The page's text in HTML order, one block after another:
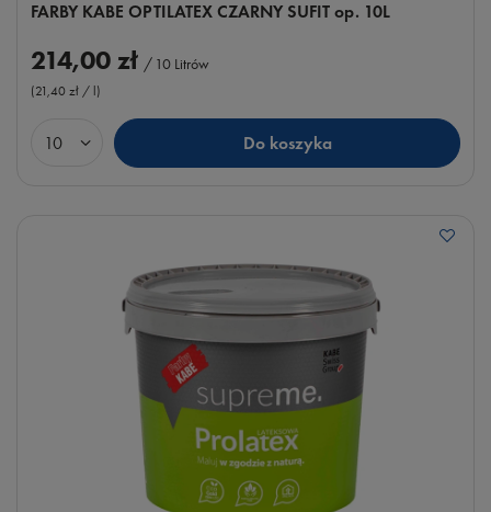
FARBY KABE OPTILATEX CZARNY SUFIT op. 10L
214,00 zł / 10 Litrów
(21,40 zł / l )
Ilość produktów Do koszyka